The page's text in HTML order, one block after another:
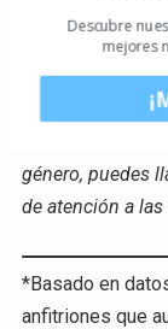
dinero ganado
viviendo en sus
género, puedes
de atención a
*Basado en
anfitriones que
Descubre
mejores